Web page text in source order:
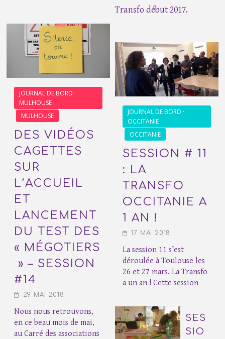
JOURNAL DE BORD ·
MULHOUSE
MULHOUSE
DES VIDÉOS
CAGETTES
SUR
L’ACCUEIL
ET
LANCEMENT
DU TEST DES
« MÉGOTIERS
» – SESSION
#14
29 MAI 2018
Nous nous retrouvons,
en ce beau mois de mai,
au Carré des associations
Transfo début 2017.
JOURNAL DE BORD ·
OCCITANIE
OCCITANIE
SESSION # 11
: LA
TRANSFO
OCCITANIE A
1 AN !
17 MAI 2018
La session 11 s’est
déroulée à Toulouse les
26 et 27 mars. La Transfo
a un an ! Cette session
SES
SIO